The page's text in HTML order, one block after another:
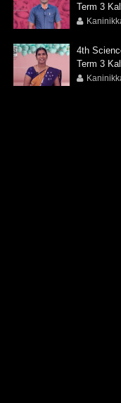
Term 3
4th
Term 3